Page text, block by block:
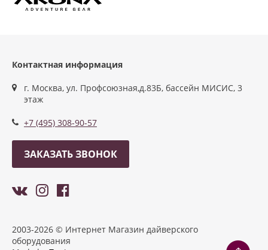
Контактная информация
г. Москва, ул. Профсоюзная,д.83Б, бассейн МИСИС, 3
этаж
+7 (495) 308-90-57
ЗАКАЗАТЬ ЗВОНОК
2003-2026 © Интернет Магазин дайверского
оборудования